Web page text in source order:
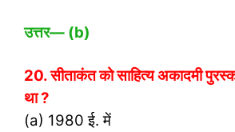
उत्तर— (b)
20. सीताकंत को साहित्य अकादमी
था ?
(a) 1980 ई. में